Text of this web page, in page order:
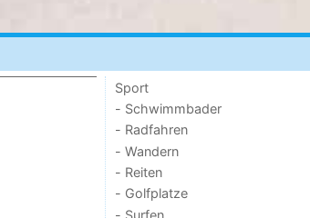
Sport
- Schwimmbader
- Radfahren
- Wandern
- Reiten
- Golfplatze
- Surfen